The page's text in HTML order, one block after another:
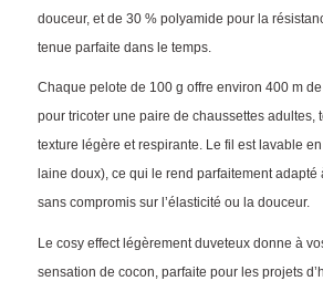
douceur, et de 30 % polyamide pour la
tenue parfaite dans le temps.
Chaque pelote de 100 g offre environ 400 m
pour tricoter une paire de chaussettes adultes,
texture légère et respirante. Le fil est lavable
laine doux), ce qui le rend parfaitement
sans compromis sur l’élasticité ou la douceur.
Le cosy effect légèrement duveteux donne à
sensation de cocon, parfaite pour les projets